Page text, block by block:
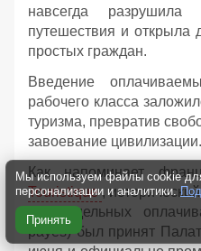
навсегда
путешествия и открыла
простых граждан.
Введение
рабочего класса
туризма, превратив
завоевание цивилизации.
Как напоминает
Touristique ,
двухнедельных
payés) был принят
Мы используем файлы cookie
персонализации и аналитики.
Принять